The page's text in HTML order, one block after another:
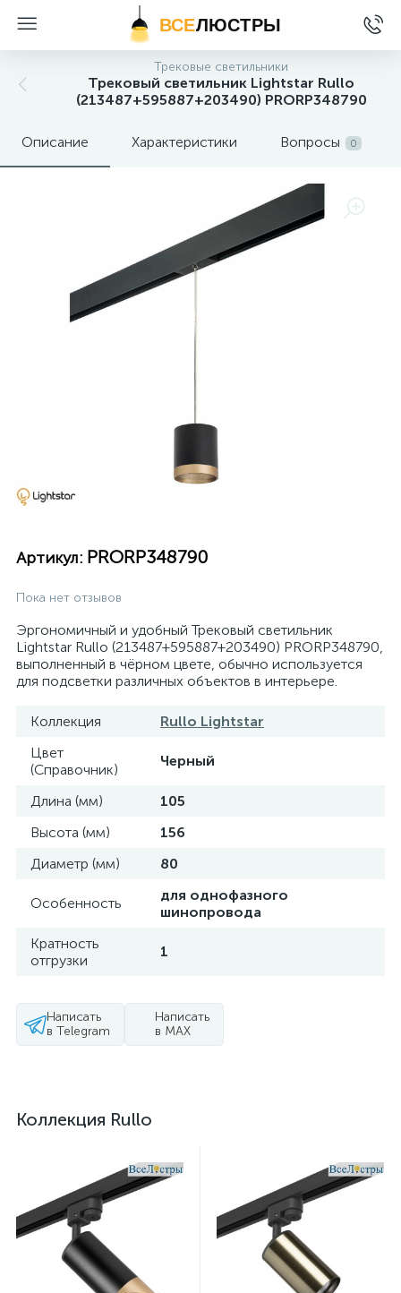
ВСЕЛЮСТРЫ
Трековые светильники
Трековый светильник Lightstar Rullo
(213487+595887+203490) PRORP348790
Описание Характеристики Вопросы 0
Артикул: PRORP348790
Пока нет отзывов
Эргономичный и удобный Трековый светильник
Lightstar Rullo (213487+595887+203490) PRORP348790,
выполненный в чёрном цвете, обычно используется
для подсветки различных объектов в интерьере.
Коллекция
Rullo Lightstar
Цвет
(Справочник)
Черный
Длина (мм)
105
Высота (мм)
156
Диаметр (мм)
80
Особенность
для однофазного
шинопровода
Кратность
отгрузки
1
Написать
в Telegram
Написать
в MAX
Коллекция Rullo